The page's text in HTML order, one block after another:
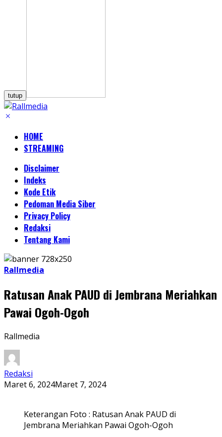
tutup
HOME
STREAMING
Disclaimer
Indeks
Kode Etik
Pedoman Media Siber
Privacy Policy
Redaksi
Tentang Kami
Rallmedia
Ratusan Anak PAUD di Jembrana Meriahkan
Pawai Ogoh-Ogoh
Rallmedia
Redaksi
Maret 6, 2024Maret 7, 2024
Keterangan Foto : Ratusan Anak PAUD di
Jembrana Meriahkan Pawai Ogoh-Ogoh